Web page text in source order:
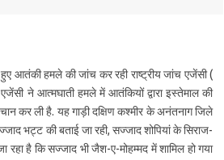
आतंकी हमले की जांच कर रही राष्ट्रीय जांच एजेंसी (​
ने आत्मघाती हमले में आतंकियों द्वारा इस्तेमाल की
कर ली है. यह गाड़ी दक्षिण कश्मीर के अनंतनाग जिले
भट्ट की बताई जा रही, सज्जाद शोपियां के सिराज-
रहा है कि सज्जाद भी जैश-ए-मोहम्मद में शामिल हो गया